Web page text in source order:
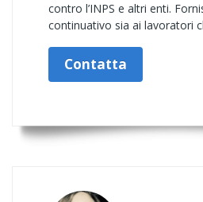
contro l’INPS e altri enti.
continuativo sia ai lavoratori
Contatta